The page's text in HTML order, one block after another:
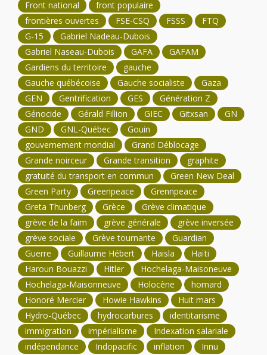
Front national
front populaire
frontières ouvertes
FSE-CSQ FSSS
FTQ
G-15
Gabriel Nadeau-Dubois
Gabriel Naseau-Dubois
GAFA
GAFAM
Gardiens du territoire
gauche
Gauche québécoise
Gauche socialiste
Gaza
GEN
Gentrification GES
Génération Z
Génocide
Gérald Fillion GIEC Gitxsan
GN
GND
GNL-Québec
Gouin
gouvernement mondial
Grand Déblocage
Grande noirceur
Grande transition
graphite
gratuité du transport en commun
Green New Deal
Green Party
Greenpeace
Grennpeace
Greta Thunberg
Grèce
Grève climatique
grève de la faim
grève générale
grève inversée
grève sociale
Grève tournante
Guardian
Guerre
Guillaume Hébert Haisla
Haïti
Haroun Bouazzi
Hitler
Hochelaga-Maisoneuve
Hochelaga-Maisonneuve
Holocène
homard
Honoré Mercier
Howie Hawkins
Huit mars
Hydro-Québec
hydrocarbures
identitarisme
immigration
impérialisme
Indexation salariale
indépendance
Indopacific inflation
Innu